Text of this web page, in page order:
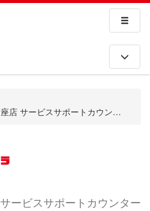
サービスサポートカウンター
サービスサポートカウンター